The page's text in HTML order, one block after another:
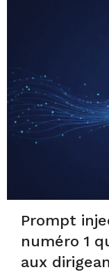
Prompt
numéro 1
aux